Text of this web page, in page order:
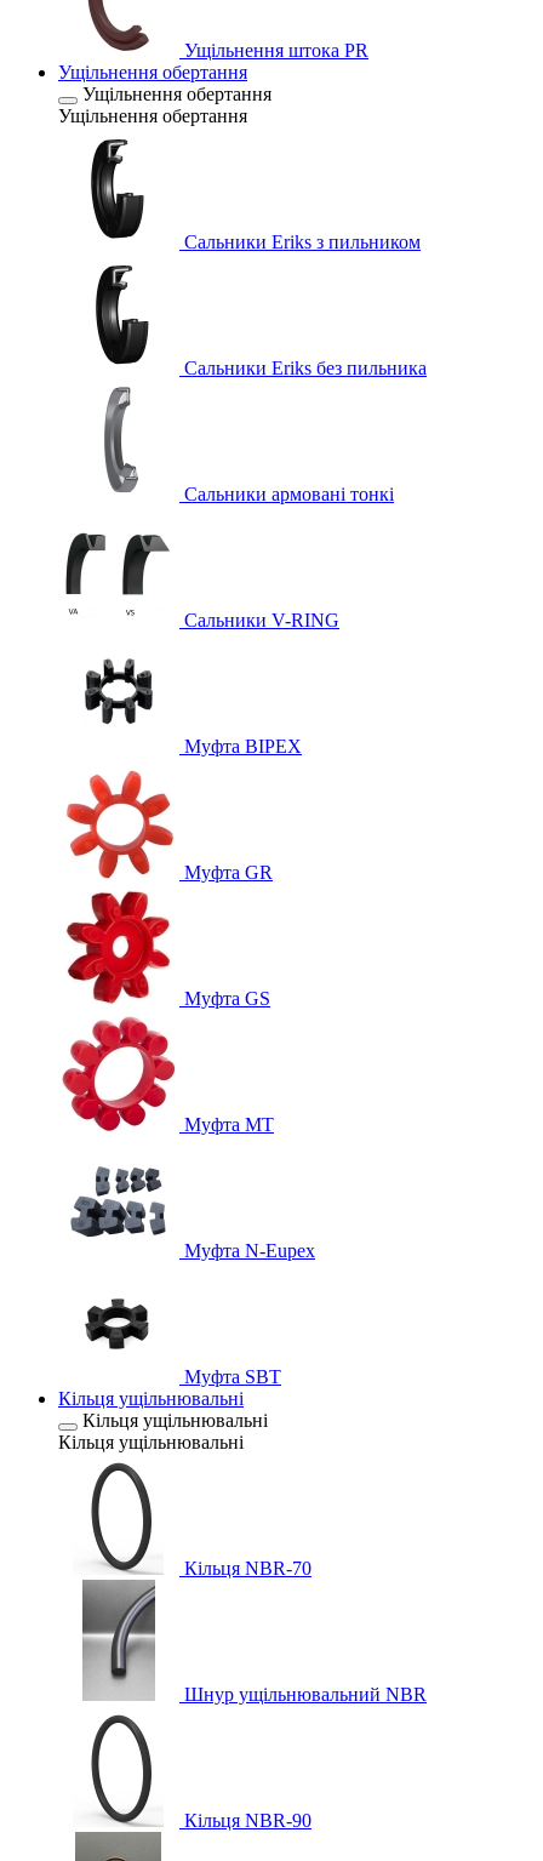
Ущільнення штока PR
Ущільнення обертання
Ущільнення обертання
Ущільнення обертання
Сальники Eriks з пильником
Сальники Eriks без пильника
Сальники армовані тонкі
Сальники V-RING
Муфта BIPEX
Муфта GR
Муфта GS
Муфта MT
Муфта N-Eupex
Муфта SBT
Кільця ущільнювальні
Кільця ущільнювальні
Кільця ущільнювальні
Кільця NBR-70
Шнур ущільнювальний NBR
Кільця NBR-90